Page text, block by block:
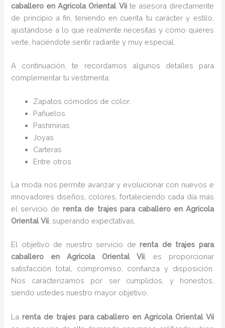
caballero en Agricola Oriental Viite asesora directamente
de principio a fin, teniendo en cuenta tu carácter y estilo,
ajustándose a lo que realmente necesitas y cómo quieres
verte, haciéndote sentir radiante y muy especial.
A continuación, te recordamos algunos detalles para
complementar tu vestimenta.
Zapatos cómodos de color.
Pañuelos
Pashminas
Joyas
Carteras
Entre otros.
La moda nos permite avanzar y evolucionar con nuevos e
innovadores diseños, colores, fortaleciendo cada día más
el servicio derenta de trajes para caballero en Agricola
Oriental Vii , superando expectativas.
El objetivo de nuestro servicio derenta de trajes para
caballero en Agricola Oriental Vii, es proporcionar
satisfacción total, compromiso, confianza y disposición.
Nos caracterizamos por ser cumplidos, y honestos,
siendo ustedes nuestro mayor objetivo.
Larenta de trajes para caballero en Agricola Oriental Vii